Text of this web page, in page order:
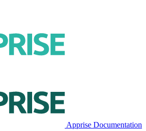
Apprise Documentation